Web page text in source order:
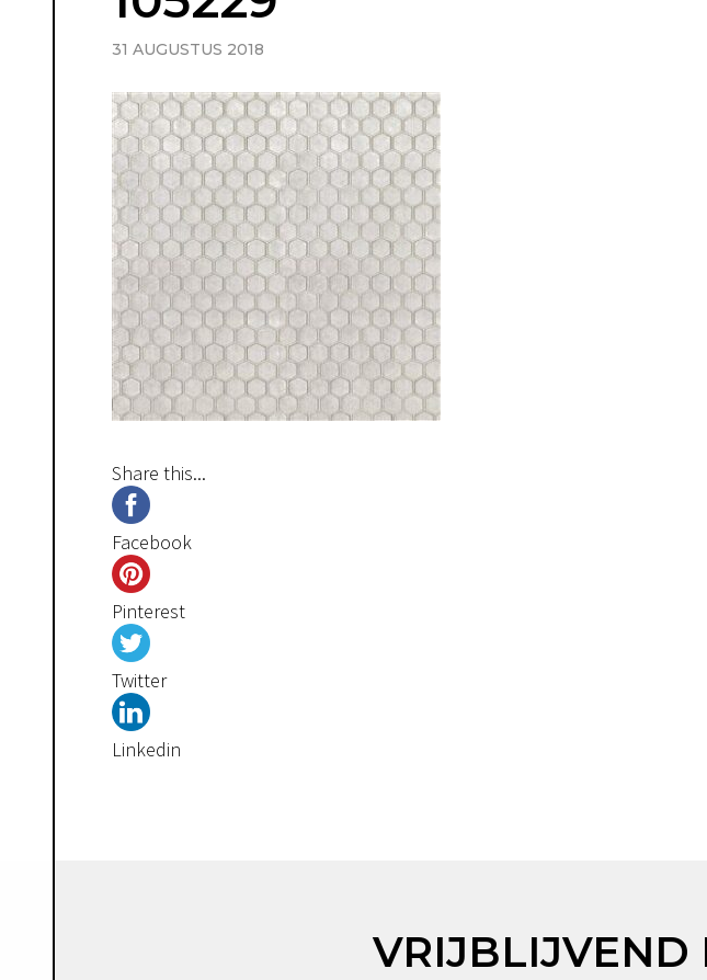
31 AUGUSTUS 2018
Share this...
Facebook
Pinterest
Twitter
Linkedin
VRIJBLIJVEND